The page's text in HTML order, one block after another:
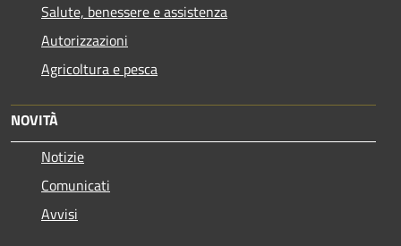
Salute, benessere e assistenza
Autorizzazioni
Agricoltura e pesca
NOVITÀ
Notizie
Comunicati
Avvisi